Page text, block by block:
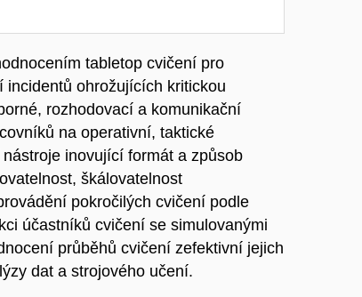
tabletop cvičení pro
ohrožujících kritickou
rozhodovací a komunikační
na operativní, taktické
inovující formát a způsob
škálovatelnost
pokročilých cvičení podle
účastníků cvičení se simulovanými
průběhů cvičení zefektivní jejich
dat a strojového učení.